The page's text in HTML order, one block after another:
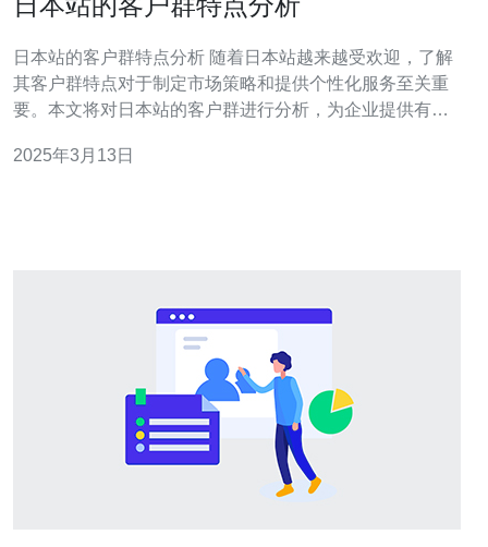
日本站的客户群特点分析 随着日本站越来越受欢迎，了解
其客户群特点对于制定市场策略和提供个性化服务至关重
要。本文将对日本站的客户群进行分析，为企业提供有关
群体年龄在20-40岁之间，占总用户数的70%。这一年龄段
2025年3月13日